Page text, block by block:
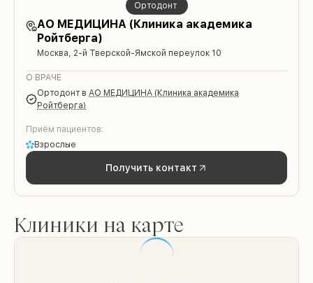
Ортодонт
АО МЕДИЦИНА (Клиника академика
Ройтберга)
Москва, 2-й Тверской-Ямской переулок 10
О ВРАЧЕ
Ортодонт в АО МЕДИЦИНА (Клиника академика
Ройтберга)
Приём пациентов:
Взрослые
Получить контакт
Клиники на карте